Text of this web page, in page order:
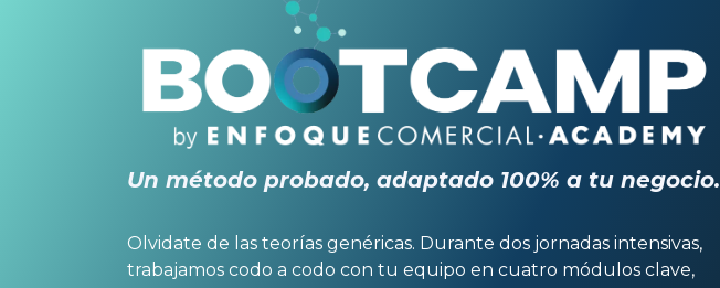
Un método probado, adaptado 100% a tu negocio.
Olvidate de las teorías genéricas. Durante dos jornadas intensivas,
trabajamos codo a codo con tu equipo en cuatro módulos clave,